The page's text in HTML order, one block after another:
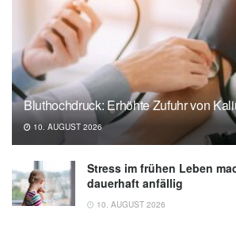
14.09.2020),
Deutsche Rheuma-Liga:
14.09.2020),Deutsche
Bluthochdruck: Erhöhte Zufuhr von
10. AUGUST 2026
Stress im frühen Leben
dauerhaft anfällig
10. AUGUST 2026